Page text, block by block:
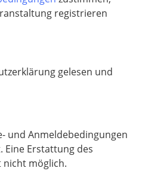
registrieren
gelesen und
und Anmeldebedingungen
Eine Erstattung des
nicht möglich.